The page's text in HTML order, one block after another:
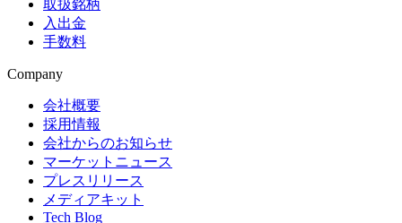
取扱銘柄
入出金
手数料
Company
会社概要
採用情報
会社からのお知らせ
マーケットニュース
プレスリリース
メディアキット
Tech Blog